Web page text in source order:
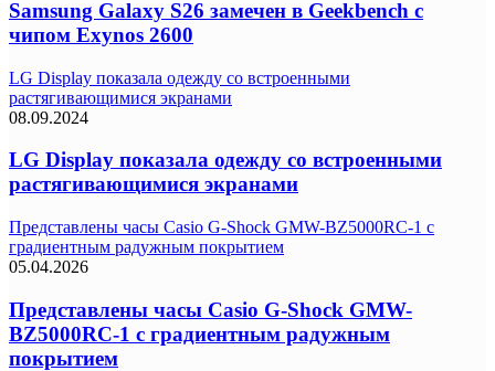
Samsung Galaxy S26 замечен в Geekbench с
чипом Exynos 2600
LG Display показала одежду со встроенными
растягивающимися экранами
08.09.2024
LG Display показала одежду со встроенными
растягивающимися экранами
Представлены часы Casio G-Shock GMW-BZ5000RC-1 с
градиентным радужным покрытием
05.04.2026
Представлены часы Casio G-Shock GMW-
BZ5000RC-1 с градиентным радужным
покрытием